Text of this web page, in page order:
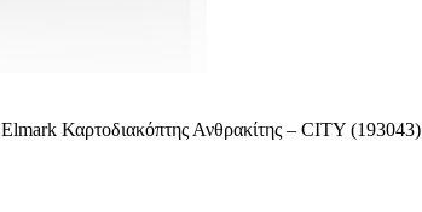
Elmark Καρτοδιακόπτης Ανθρακίτης – CITY (193043)